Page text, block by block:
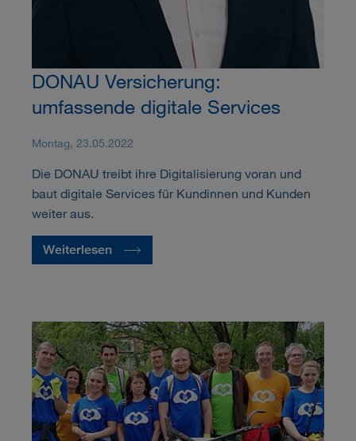
DONAU Versicherung:
umfassende digitale Services
Montag, 23.05.2022
Die DONAU treibt ihre Digitalisierung voran und
baut digitale Services für Kundinnen und Kunden
weiter aus.
Weiterlesen